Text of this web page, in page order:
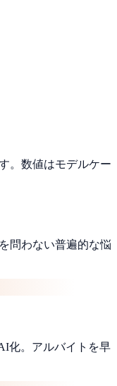
。数値はモデルケー
問わない普遍的な悩
化。アルバイトを早